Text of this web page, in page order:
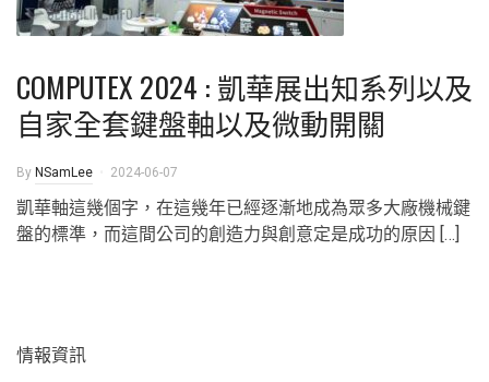
COMPUTEX 2024 : 凱華展出知系列以及
自家全套鍵盤軸以及微動開關
By NSamLee 2024-06-07
凱華軸這幾個字，在這幾年已經逐漸地成為眾多大廠機械鍵
盤的標準，而這間公司的創造力與創意定是成功的原因 […]
情報資訊